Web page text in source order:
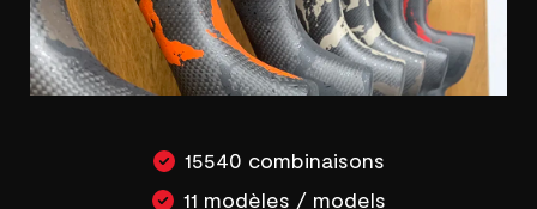
15540 combinaisons
11 modèles / models